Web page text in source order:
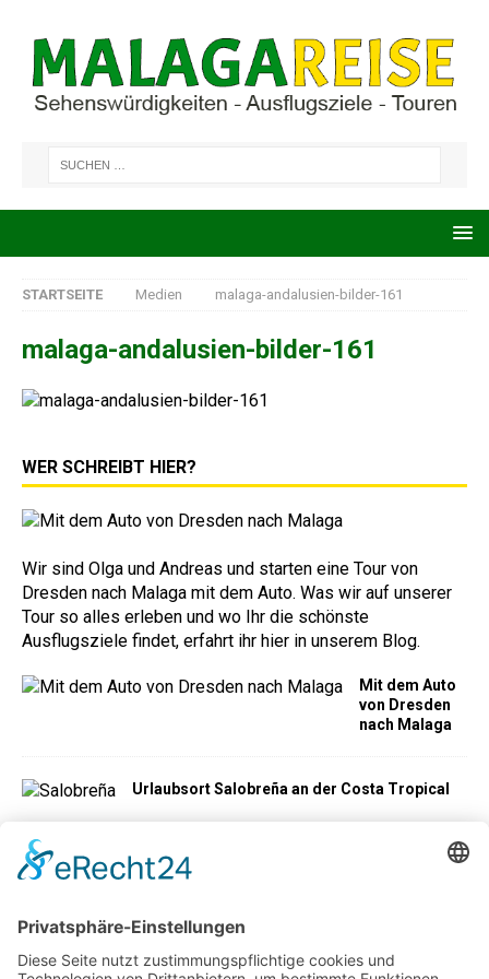
STARTSEITE Medien malaga-andalusien-bilder-161
malaga-andalusien-bilder-161
WER SCHREIBT HIER?
Wir sind Olga und Andreas und starten eine Tour von
Dresden nach Malaga mit dem Auto. Was wir auf unserer
Tour so alles erleben und wo Ihr die schönste
Ausflugsziele findet, erfahrt ihr hier in unserem Blog.
Mit dem Auto
von Dresden
nach Malaga
Urlaubsort Salobreña an der Costa Tropical
Markthalle von
Pablo Picasso